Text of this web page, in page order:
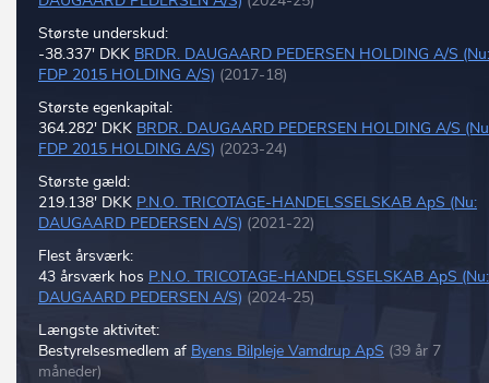
Største underskud:
-38.337' DKK BRDR. DAUGAARD PEDERSEN HOLDING A/S (Nu:
FDP 2015 HOLDING A/S) (2017-18)
Største egenkapital:
364.282' DKK BRDR. DAUGAARD PEDERSEN HOLDING A/S
FDP 2015 HOLDING A/S) (2023-24)
Største gæld:
219.138' DKK P.N.O. TRICOTAGE-HANDELSSELSKAB ApS (Nu:
DAUGAARD PEDERSEN A/S) (2021-22)
Flest årsværk:
43 årsværk hos P.N.O. TRICOTAGE-HANDELSSELSKAB ApS (Nu:
DAUGAARD PEDERSEN A/S) (2024-25)
Længste aktivitet:
Bestyrelsesmedlem af Byens Bilpleje Vamdrup ApS (39 år 7
måneder)